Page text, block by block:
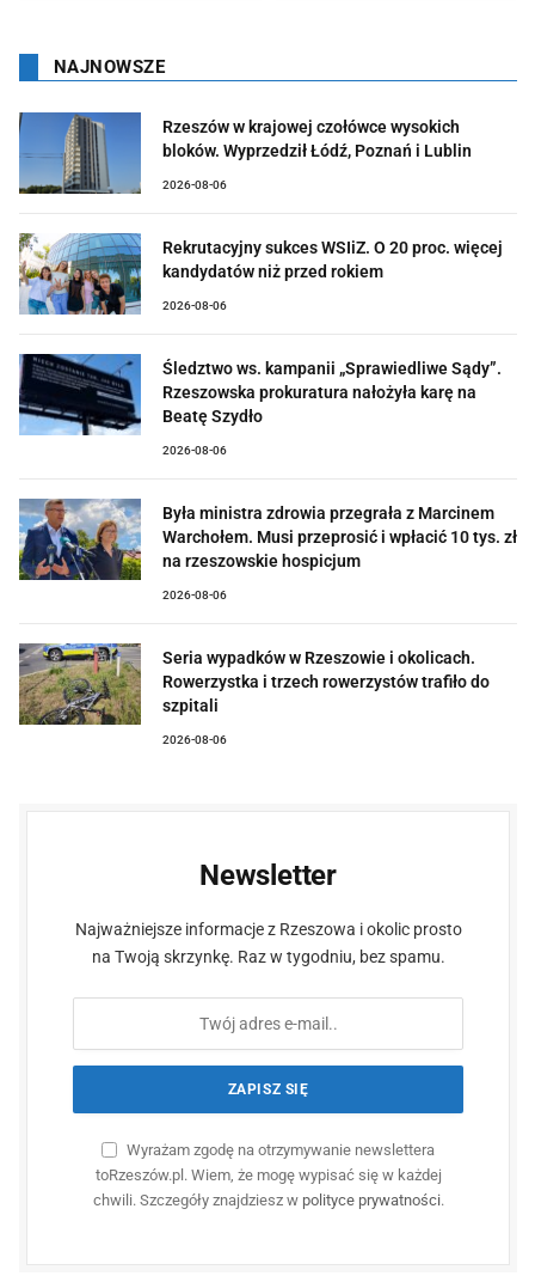
NAJNOWSZE
Rzeszów w krajowej czołówce wysokich
bloków. Wyprzedził Łódź, Poznań i Lublin
2026-08-06
Rekrutacyjny sukces WSIiZ. O 20 proc. więcej
kandydatów niż przed rokiem
2026-08-06
Śledztwo ws. kampanii „Sprawiedliwe Sądy”.
Rzeszowska prokuratura nałożyła karę na
Beatę Szydło
2026-08-06
Była ministra zdrowia przegrała z Marcinem
Warchołem. Musi przeprosić i wpłacić 10 tys. zł
na rzeszowskie hospicjum
2026-08-06
Seria wypadków w Rzeszowie i okolicach.
Rowerzystka i trzech rowerzystów trafiło do
szpitali
2026-08-06
Newsletter
Najważniejsze informacje z Rzeszowa i okolic prosto
na Twoją skrzynkę. Raz w tygodniu, bez spamu.
Wyrażam zgodę na otrzymywanie newslettera
toRzeszów.pl. Wiem, że mogę wypisać się w każdej
chwili. Szczegóły znajdziesz w polityce prywatności.